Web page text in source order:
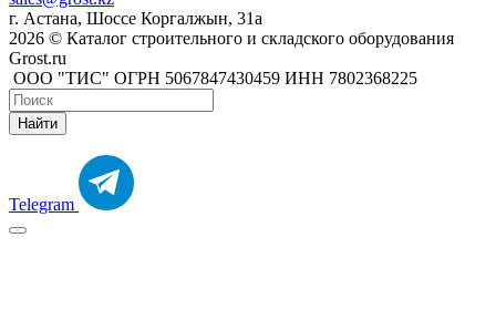
г. Астана, Шоссе Коргалжын, 31а
2026 © Каталог строительного и складского оборудования
Grost.ru
ООО "ТИС" ОГРН 5067847430459 ИНН 7802368225
Найти
Telegram